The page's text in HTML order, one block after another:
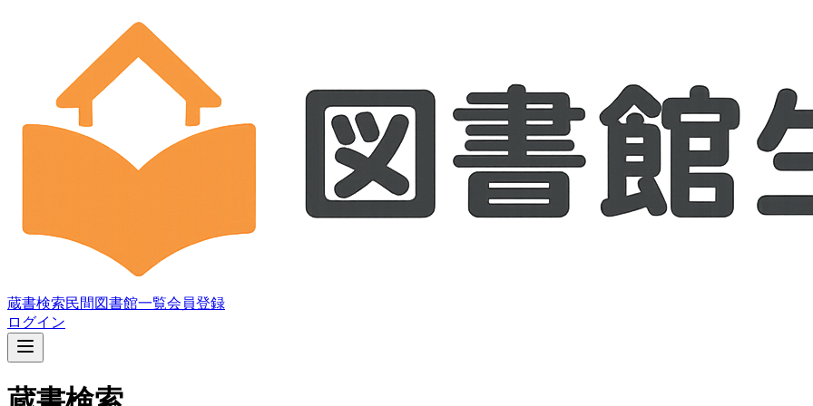
蔵書検索民間図書館一覧会員登録
ログイン